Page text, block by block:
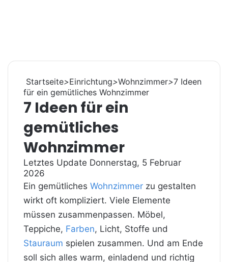
Startseite>Einrichtung>Wohnzimmer>7 Ideen
für ein gemütliches Wohnzimmer
7 Ideen für ein
gemütliches
Wohnzimmer
Letztes Update Donnerstag, 5 Februar
2026
Ein gemütliches Wohnzimmer zu gestalten
wirkt oft kompliziert. Viele Elemente
müssen zusammenpassen. Möbel,
Teppiche, Farben, Licht, Stoffe und
Stauraum spielen zusammen. Und am Ende
soll sich alles warm, einladend und richtig